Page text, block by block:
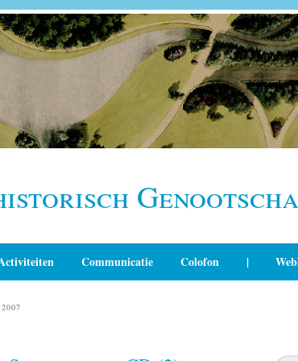
Communicatie Colofon |